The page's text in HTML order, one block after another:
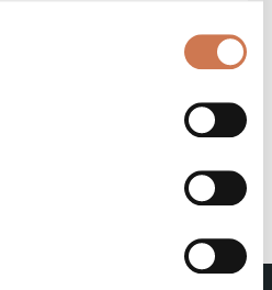
kuin tavallisia
lähetetään osoitteeseen:
laskut@polaria.fi tai +358